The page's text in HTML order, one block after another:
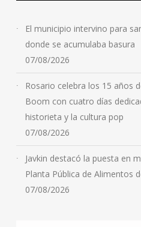
El municipio intervino para
donde se acumulaba basura
07/08/2026
Rosario celebra los 15 años
Boom con cuatro días
historieta y la cultura pop
07/08/2026
Javkin destacó la puesta en
Planta Pública de Alimentos
07/08/2026